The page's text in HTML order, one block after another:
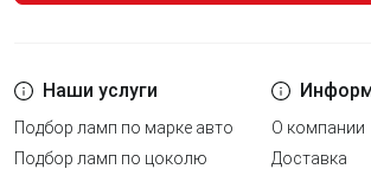
Наши услуги
Подбор ламп по марке авто
Подбор ламп по цоколю
О компании
Доставка